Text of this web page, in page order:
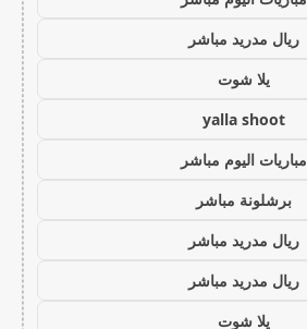
ريال مدريد مباشر
يلا شوت
yalla shoot
مباريات اليوم مباشر
برشلونة مباشر
ريال مدريد مباشر
ريال مدريد مباشر
يلا شوت